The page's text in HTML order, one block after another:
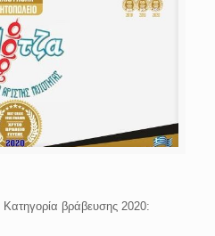
Κατηγορία βράβευσης 2020: